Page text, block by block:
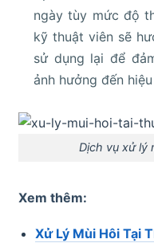
ngày tùy mức độ
kỹ thuật viên sẽ
sử dụng lại để
ảnh hưởng đến
Dịch vụ xử lý
Xem thêm:
Xử Lý Mùi Hôi Tại